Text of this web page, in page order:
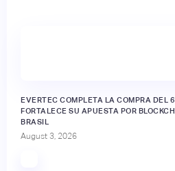
EVERTEC COMPLETA LA COMPRA DEL
FORTALECE SU APUESTA POR
BRASIL
August 3, 2026